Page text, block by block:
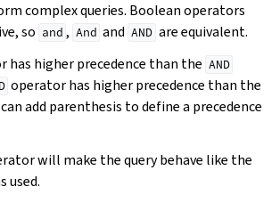
complex queries. Boolean operators
so and , And and AND are equivalent.
has higher precedence than the AND
operator has higher precedence than the
add parenthesis to define a precedence
will make the query behave like the
used.